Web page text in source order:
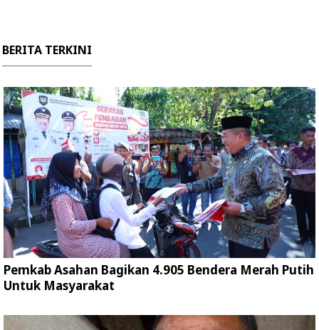
BERITA TERKINI
Pemkab Asahan Bagikan 4.905 Bendera Merah Putih
Untuk Masyarakat